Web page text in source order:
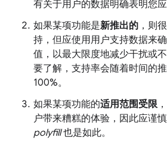
有关于用户的数据明确表明您应
如果某项功能是新推出的 ，则
持，但应使用用户支持数据来
值，以最大限度地减少干扰或
要了解，支持率会随着时间的
100%。
如果某项功能的适用范围受限
户带来糟糕的体验，因此应谨慎
polyfill也是如此。